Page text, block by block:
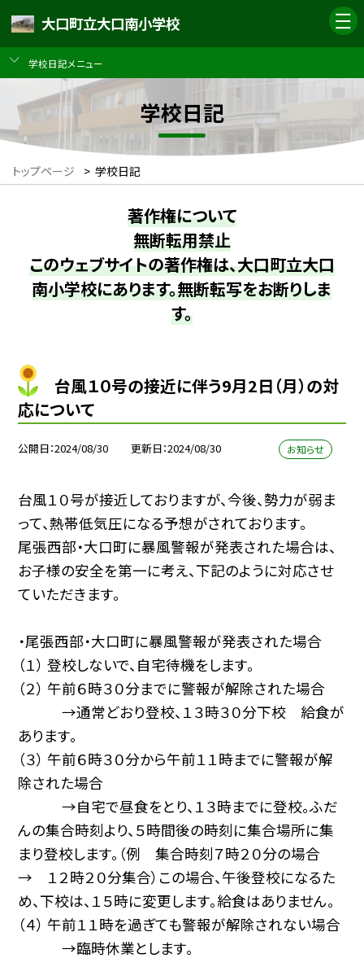
大口町立大口南小学校
学校日記メニュー
学校日記
トップページ > 学校日記
著作権について
無断転用禁止
このウェブサイトの著作権は、大口町立大口
南小学校にあります。無断転写をお断りしま
す。
台風１０号の接近に伴う9月2日（月）の対
応について
公開日 2024/08/30 更新日 2024/08/30 お知らせ
台風１０号が接近しておりますが、今後、勢力が弱ま
って、熱帯低気圧になる予想がされております。
尾張西部・大口町に暴風警報が発表された場合は、
お子様の安全を第一に考え、下記のように対応させ
ていただきます。
・尾張西部・大口町に暴風警報が発表された場合
（１） 登校しないで、自宅待機をします。
（２） 午前６時３０分までに警報が解除された場合
→通常どおり登校、１３時３０分下校 給食が
あります。
（３） 午前６時３０分から午前１１時までに警報が解
除された場合
→自宅で昼食をとり、１３時までに登校。ふだ
んの集合時刻より、５時間後の時刻に集合場所に集
まり登校します。（例 集合時刻７時２０分の場合
→ １２時２０分集合）この場合、午後登校になるた
め、下校は、１５時に変更します。給食はありません。
（４） 午前１１時を過ぎても警報が解除されない場合
→臨時休業とします。